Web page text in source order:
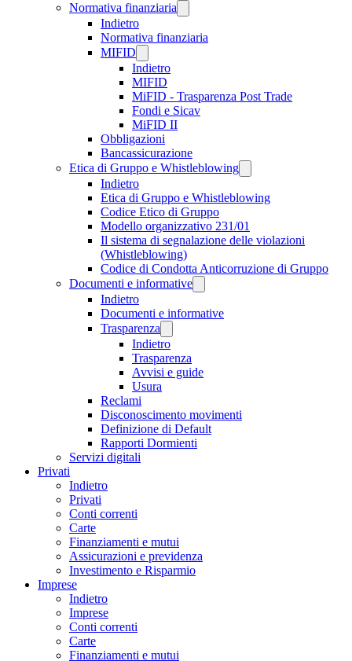
Normativa finanziaria
Indietro
Normativa finanziaria
MIFID
Indietro
MIFID
MiFID - Trasparenza Post Trade
Fondi e Sicav
MiFID II
Obbligazioni
Bancassicurazione
Etica di Gruppo e Whistleblowing
Indietro
Etica di Gruppo e Whistleblowing
Codice Etico di Gruppo
Modello organizzativo 231/01
Il sistema di segnalazione delle violazioni
(Whistleblowing)
Codice di Condotta Anticorruzione di Gruppo
Documenti e informative
Indietro
Documenti e informative
Trasparenza
Indietro
Trasparenza
Avvisi e guide
Usura
Reclami
Disconoscimento movimenti
Definizione di Default
Rapporti Dormienti
Servizi digitali
Privati
Indietro
Privati
Conti correnti
Carte
Finanziamenti e mutui
Assicurazioni e previdenza
Investimento e Risparmio
Imprese
Indietro
Imprese
Conti correnti
Carte
Finanziamenti e mutui